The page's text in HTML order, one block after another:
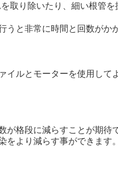
取り除いたり、細い根管を
うと非常に時間と回数がか
イルとモーターを使用して
が格段に減らすことが期待
をより減らす事ができます。